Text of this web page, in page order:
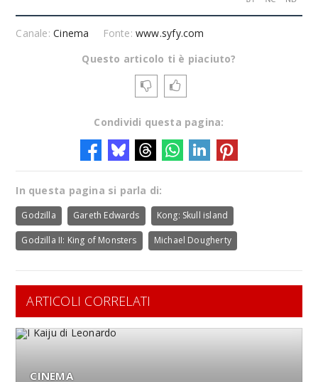
Canale:Cinema Fonte:www.syfy.com
Questo articolo ti è piaciuto?
Condividi questa pagina:
In questa pagina si parla di:
Godzilla Gareth Edwards Kong: Skull island
Godzilla II: King of Monsters Michael Dougherty
ARTICOLI CORRELATI
CINEMA